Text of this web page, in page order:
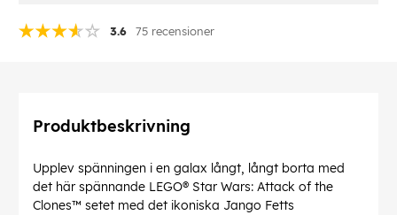
3.6 75 recensioner
Produktbeskrivning
Upplev spänningen i en galax långt, långt borta med
det här spännande LEGO® Star Wars: Attack of the
Clones™ setet med det ikoniska Jango Fetts